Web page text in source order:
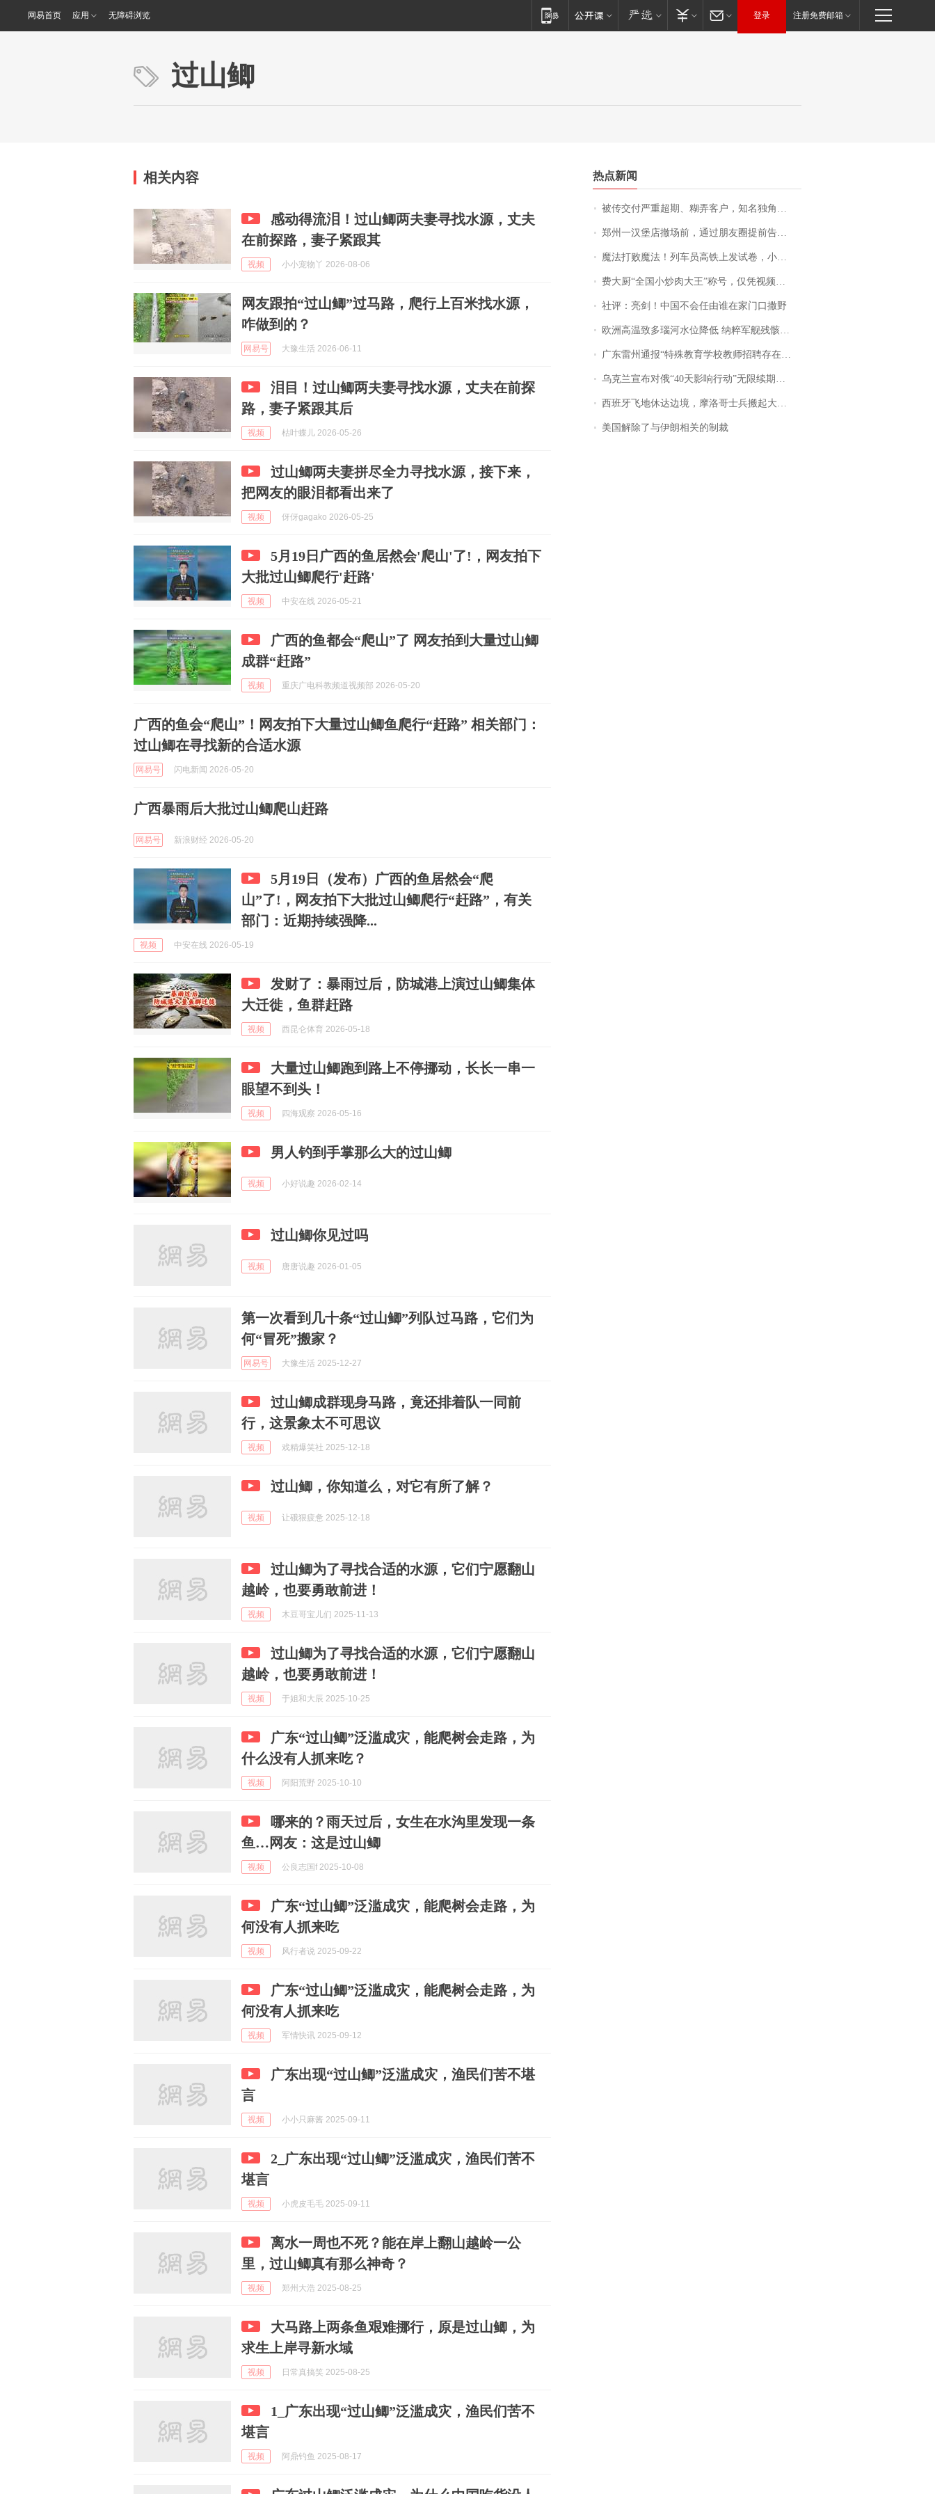
网易首页 应用 无障碍浏览 登录 注册免费邮箱
过山鲫
相关内容
感动得流泪！过山鲫两夫妻寻找水源，丈夫
在前探路，妻子紧跟其
视频 小小宠物丫 2026-08-06
网友跟拍“过山鲫”过马路，爬行上百米找水源，
咋做到的？
网易号 大豫生活 2026-06-11
泪目！过山鲫两夫妻寻找水源，丈夫在前探
路，妻子紧跟其后
视频 枯叶蝶儿 2026-05-26
过山鲫两夫妻拼尽全力寻找水源，接下来，
把网友的眼泪都看出来了
视频 伢伢gagako 2026-05-25
5月19日广西的鱼居然会'爬山'了!，网友拍下
大批过山鲫爬行'赶路'
视频 中安在线 2026-05-21
广西的鱼都会“爬山”了 网友拍到大量过山鲫
成群“赶路”
视频 重庆广电科教频道视频部 2026-05-20
广西的鱼会“爬山”！网友拍下大量过山鲫鱼爬行“赶路” 相关部门：
过山鲫在寻找新的合适水源
网易号 闪电新闻 2026-05-20
广西暴雨后大批过山鲫爬山赶路
网易号 新浪财经 2026-05-20
5月19日（发布）广西的鱼居然会“爬
山”了!，网友拍下大批过山鲫爬行“赶路”，有关
部门：近期持续强降...
视频 中安在线 2026-05-19
发财了：暴雨过后，防城港上演过山鲫集体
大迁徙，鱼群赶路
视频 西昆仑体育 2026-05-18
大量过山鲫跑到路上不停挪动，长长一串一
眼望不到头！
视频 四海观察 2026-05-16
男人钓到手掌那么大的过山鲫
视频 小好说趣 2026-02-14
过山鲫你见过吗
视频 唐唐说趣 2026-01-05
第一次看到几十条“过山鲫”列队过马路，它们为
何“冒死”搬家？
网易号 大豫生活 2025-12-27
过山鲫成群现身马路，竟还排着队一同前
行，这景象太不可思议
视频 戏精爆笑社 2025-12-18
过山鲫，你知道么，对它有所了解？
视频 让硪狠疲惫 2025-12-18
过山鲫为了寻找合适的水源，它们宁愿翻山
越岭，也要勇敢前进！
视频 木豆哥宝儿们 2025-11-13
过山鲫为了寻找合适的水源，它们宁愿翻山
越岭，也要勇敢前进！
视频 于姐和大辰 2025-10-25
广东“过山鲫”泛滥成灾，能爬树会走路，为
什么没有人抓来吃？
视频 阿阳荒野 2025-10-10
哪来的？雨天过后，女生在水沟里发现一条
鱼…网友：这是过山鲫
视频 公良志国f 2025-10-08
广东“过山鲫”泛滥成灾，能爬树会走路，为
何没有人抓来吃
视频 风行者说 2025-09-22
广东“过山鲫”泛滥成灾，能爬树会走路，为
何没有人抓来吃
视频 军情快讯 2025-09-12
广东出现“过山鲫”泛滥成灾，渔民们苦不堪
言
视频 小小只麻酱 2025-09-11
2_广东出现“过山鲫”泛滥成灾，渔民们苦不
堪言
视频 小虎皮毛毛 2025-09-11
离水一周也不死？能在岸上翻山越岭一公
里，过山鲫真有那么神奇？
视频 郑州大浩 2025-08-25
大马路上两条鱼艰难挪行，原是过山鲫，为
求生上岸寻新水域
视频 日常真搞笑 2025-08-25
1_广东出现“过山鲫”泛滥成灾，渔民们苦不
堪言
视频 阿鼎钓鱼 2025-08-17
热点新闻
被传交付严重超期、糊弄客户，知名独角兽车企创始人回应：都没证据，将依法采取措施，“本人长期与美国交管局保持沟通，对方表示肯定”
郑州一汉堡店撤场前，通过朋友圈提前告知逐一退费，有顾客仅剩1元也全被退回，分文不少；顾客：言而有信，让人感动
魔法打败魔法！列车员高铁上发试卷，小朋友一秒静音，12306回应：列车员个人行为，不是铁路规定
费大厨“全国小炒肉大王”称号，仅凭视频评出？中国烹饪协会回应
社评：亮剑！中国不会任由谁在家门口撒野
欧洲高温致多瑙河水位降低 纳粹军舰残骸重见天日
广东雷州通报“特殊教育学校教师招聘存在违规行为”：已启动问责程序 副校长被停职
乌克兰宣布对俄“40天影响行动”无限续期，7月两国对轰数据均创纪录
西班牙飞地休达边境，摩洛哥士兵搬起大石块投向移民引争议，此前一天内数万人从摩洛哥涌入西班牙
美国解除了与伊朗相关的制裁